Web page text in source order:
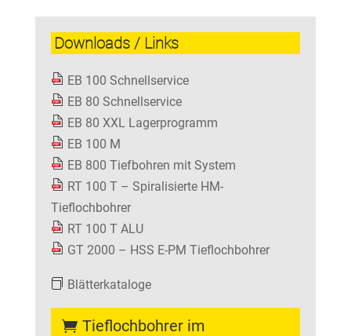
Downloads / Links
EB 100 Schnellservice
EB 80 Schnellservice
EB 80 XXL Lagerprogramm
EB 100 M
EB 800 Tiefbohren mit System
RT 100 T – Spiralisierte HM-
Tieflochbohrer
RT 100 T ALU
GT 2000 – HSS E-PM Tieflochbohrer
Blätterkataloge
Tieflochbohrer im